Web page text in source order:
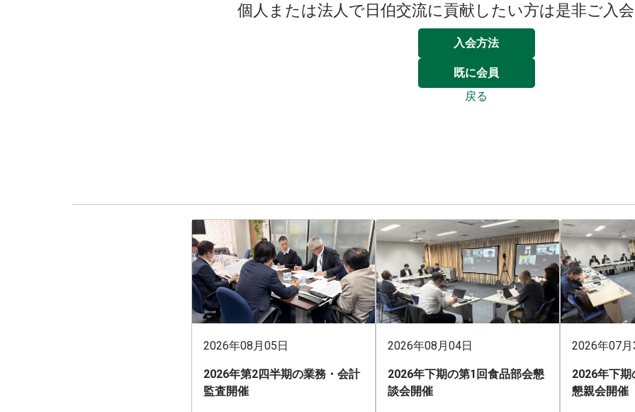
個人または法人で日伯交流に貢献したい方は是非ご入
入会方法
既に会員
戻る
2026年08月05日
2026年第2四半期の業務・会計
監査開催
2026年08月04日
2026年下期の第1回食品部会懇
談会開催
2026年07
2026年下
懇親会開催